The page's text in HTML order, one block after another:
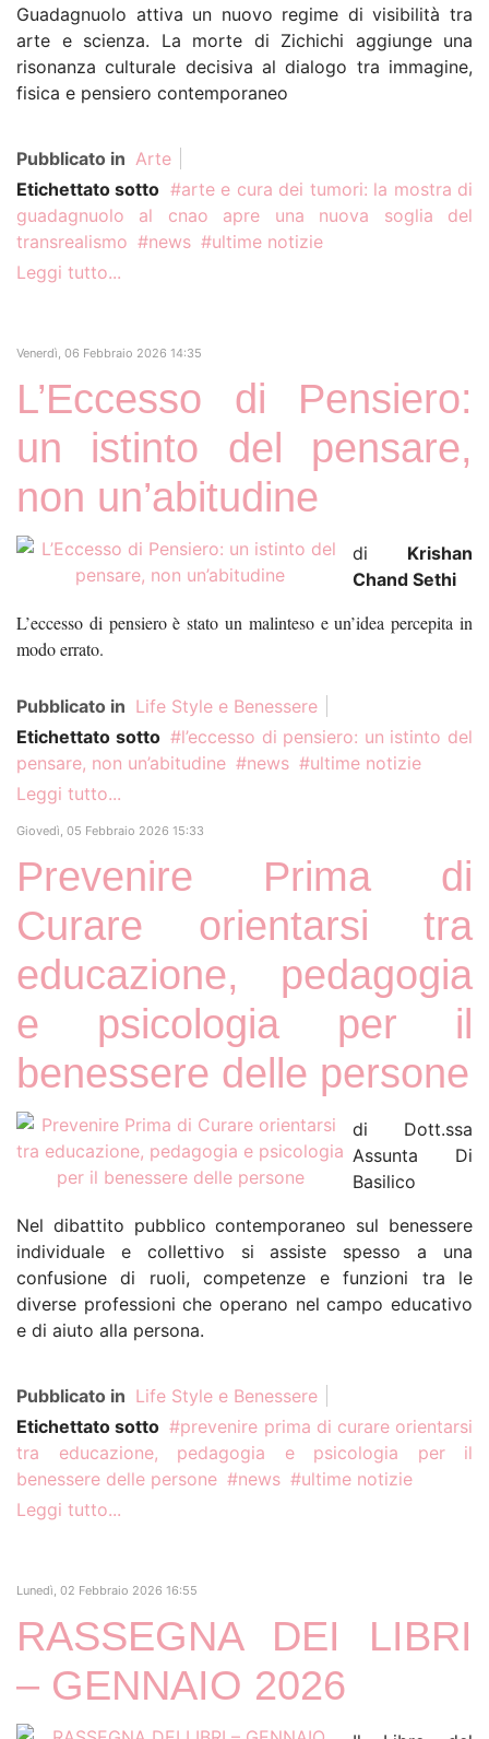
Guadagnuolo attiva un nuovo regime di visibilità tra
arte e scienza. La morte di Zichichi aggiunge una
risonanza culturale decisiva al dialogo tra immagine,
fisica e pensiero contemporaneo
Pubblicato in Arte
Etichettato sotto
arte e cura dei tumori: la mostra di
guadagnuolo al cnao apre una nuova soglia del
transrealismo
news
ultime notizie
Leggi tutto...
Venerdì, 06 Febbraio 2026 14:35
L’Eccesso di Pensiero:
un istinto del pensare,
non un’abitudine
di Krishan
Chand Sethi
L’eccesso di pensiero è stato un malinteso e un’idea percepita in
modo errato.
Pubblicato in Life Style e Benessere
Etichettato sotto
l’eccesso di pensiero: un istinto del
pensare, non un’abitudine
news
ultime notizie
Leggi tutto...
Giovedì, 05 Febbraio 2026 15:33
Prevenire Prima di
Curare orientarsi tra
educazione, pedagogia
e psicologia per il
benessere delle persone
di Dott.ssa
Assunta Di
Basilico
Nel dibattito pubblico contemporaneo sul benessere
individuale e collettivo si assiste spesso a una
confusione di ruoli, competenze e funzioni tra le
diverse professioni che operano nel campo educativo
e di aiuto alla persona.
Pubblicato in Life Style e Benessere
Etichettato sotto
prevenire prima di curare orientarsi
tra educazione, pedagogia e psicologia per il
benessere delle persone
news
ultime notizie
Leggi tutto...
Lunedì, 02 Febbraio 2026 16:55
RASSEGNA DEI LIBRI
– GENNAIO 2026